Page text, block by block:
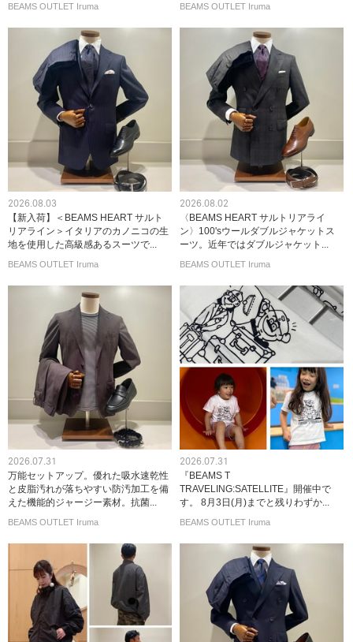
BEAMS OUTLET Iruma BEAMS OUTLET Iruma
2026.08.03
【新入荷】＜BEAMS HEART サルト
リアライン＞イタリアのカノニコの生
地を使用した高級感あるスーツで...
BEAMS OUTLET Iruma
2026.08.02
〈BEAMS HEART サルトリアライ
ン〉100'sウールダブルジャケットス
ーツ。近年ではダブルジャケット...
BEAMS OUTLET Iruma
2026.07.31
万能セットアップ。優れた吸水速乾性
と皮脂汚れが落ちやすい防汚加工を備
えた機能的ジャージー素材。抗菌...
BEAMS OUTLET Iruma
2026.07.31
『BEAMS T
TRAVELING:SATELLITE』開催中で
す。 8月3日(月)までと残りわずか...
BEAMS OUTLET Iruma